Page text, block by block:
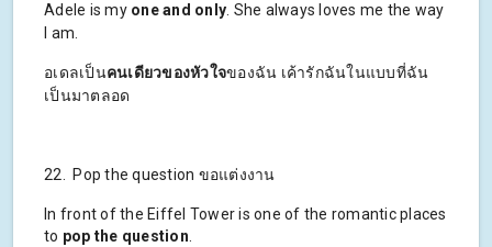
Adele is my one and only . She always loves me the way
I am.
อเดลเป็นคนเดียวของหัวใจของฉัน เค้ารักฉันในแบบที่ฉัน
เป็นมาตลอด
22. Pop the question ขอแต่งงาน
In front of the Eiffel Tower is one of the romantic places
to pop the question